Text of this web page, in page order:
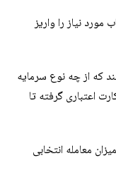
نیاز را واریز
که از چه نوع سرمایه
اعتباری گرفته تا
معامله انتخابی